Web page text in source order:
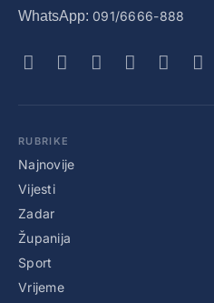
WhatsApp: 091/6666-888
RUBRIKE
Najnovije
Vijesti
Zadar
Županija
Sport
Vrijeme